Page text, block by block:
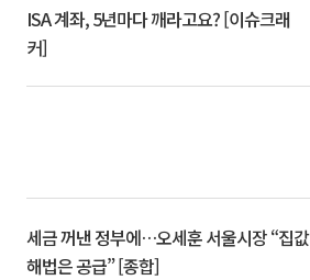
ISA 계좌, 5년마다 깨라고요? [이슈크래
커]
세금 꺼낸 정부에…오세훈 서울시장 “집값
해법은 공급” [종합]